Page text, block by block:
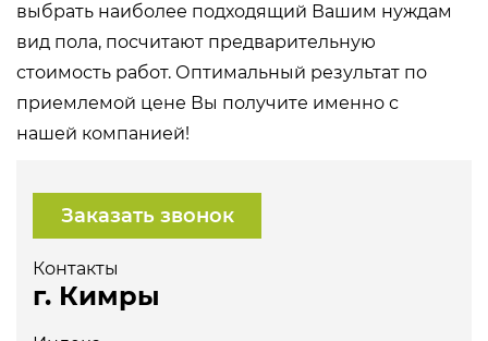
выбрать наиболее подходящий Вашим нуждам
вид пола, посчитают предварительную
стоимость работ. Оптимальный результат по
приемлемой цене Вы получите именно с
нашей компанией!
Контакты
г. Кимры
Заказать звонок